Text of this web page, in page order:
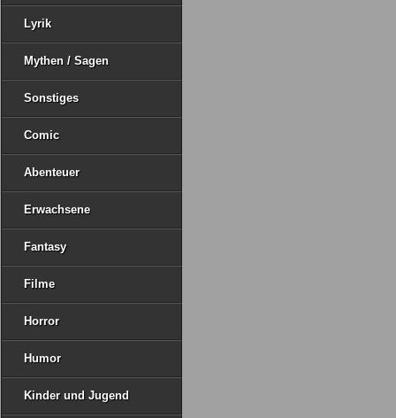
Lyrik
Mythen / Sagen
Sonstiges
Comic
Abenteuer
Erwachsene
Fantasy
Filme
Horror
Humor
Kinder und Jugend